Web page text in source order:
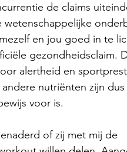
de claims
wetenschappelijke
en jou goed in te
gezondheidsclaim.
alertheid en
nutriënten zijn dus
voor is.
of zij met mij de